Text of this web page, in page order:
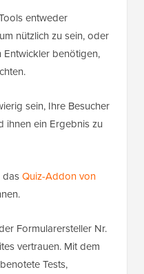
entweder
nützlich zu sein, oder
benötigen,
sein, Ihre Besucher
ihnen ein Ergebnis zu
dasQuiz-Addon von
Formularersteller Nr.
vertrauen. Mit dem
Tests,